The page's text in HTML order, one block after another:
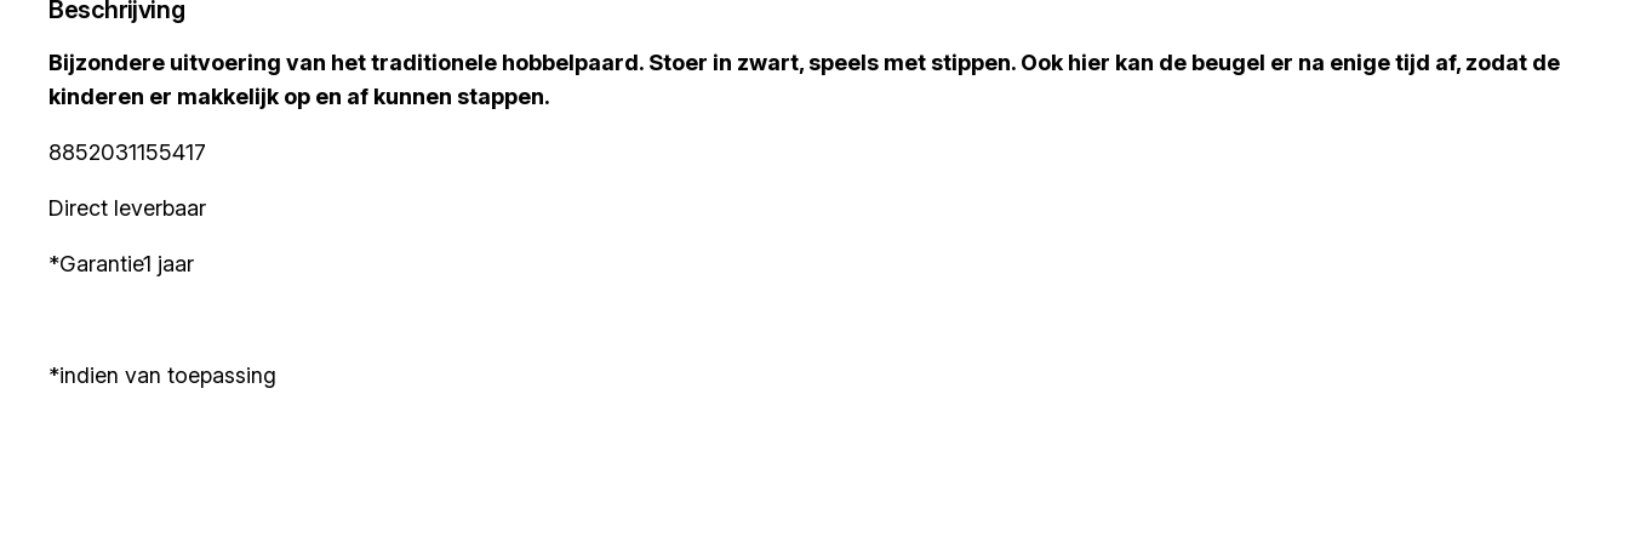
Beschrijving
Bijzondere uitvoering van het traditionele hobbelpaard. Stoer in zwart, speels met stippen. Ook hier kan de beugel er na enige tijd af, zodat de
kinderen er makkelijk op en af kunnen stappen.
8852031155417
Direct leverbaar
*Garantie1 jaar
*indien van toepassing